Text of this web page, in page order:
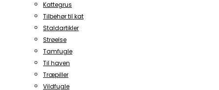
Kattegrus
Tilbehør til kat
Staldartikler
Strøelse
Tamfugle
Til haven
Træpiller
Vildfugle